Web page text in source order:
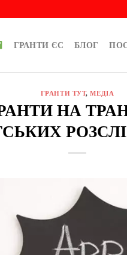
ГРАНТИ ЄС БЛОГ
ГРАНТИ ТУТ,МЕДІА
НА